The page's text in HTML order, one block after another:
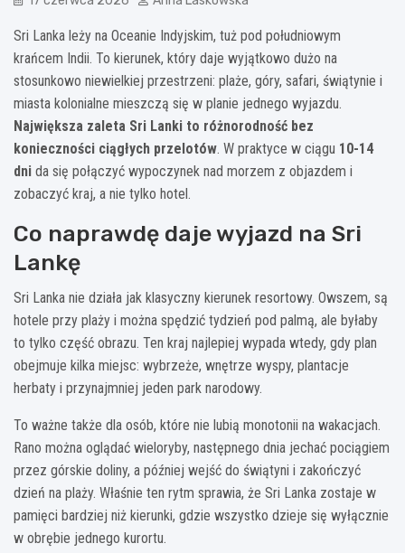
Sri Lanka leży na Oceanie Indyjskim, tuż pod południowym
krańcem Indii. To kierunek, który daje wyjątkowo dużo na
stosunkowo niewielkiej przestrzeni: plaże, góry, safari, świątynie i
miasta kolonialne mieszczą się w planie jednego wyjazdu.
Największa zaleta Sri Lanki to różnorodność bez
konieczności ciągłych przelotów. W praktyce w ciągu 10-14
dni da się połączyć wypoczynek nad morzem z objazdem i
zobaczyć kraj, a nie tylko hotel.
Co naprawdę daje wyjazd na Sri
Lankę
Sri Lanka nie działa jak klasyczny kierunek resortowy. Owszem, są
hotele przy plaży i można spędzić tydzień pod palmą, ale byłaby
to tylko część obrazu. Ten kraj najlepiej wypada wtedy, gdy plan
obejmuje kilka miejsc: wybrzeże, wnętrze wyspy, plantacje
herbaty i przynajmniej jeden park narodowy.
To ważne także dla osób, które nie lubią monotonii na wakacjach.
Rano można oglądać wieloryby, następnego dnia jechać pociągiem
przez górskie doliny, a później wejść do świątyni i zakończyć
dzień na plaży. Właśnie ten rytm sprawia, że Sri Lanka zostaje w
pamięci bardziej niż kierunki, gdzie wszystko dzieje się wyłącznie
w obrębie jednego kurortu.